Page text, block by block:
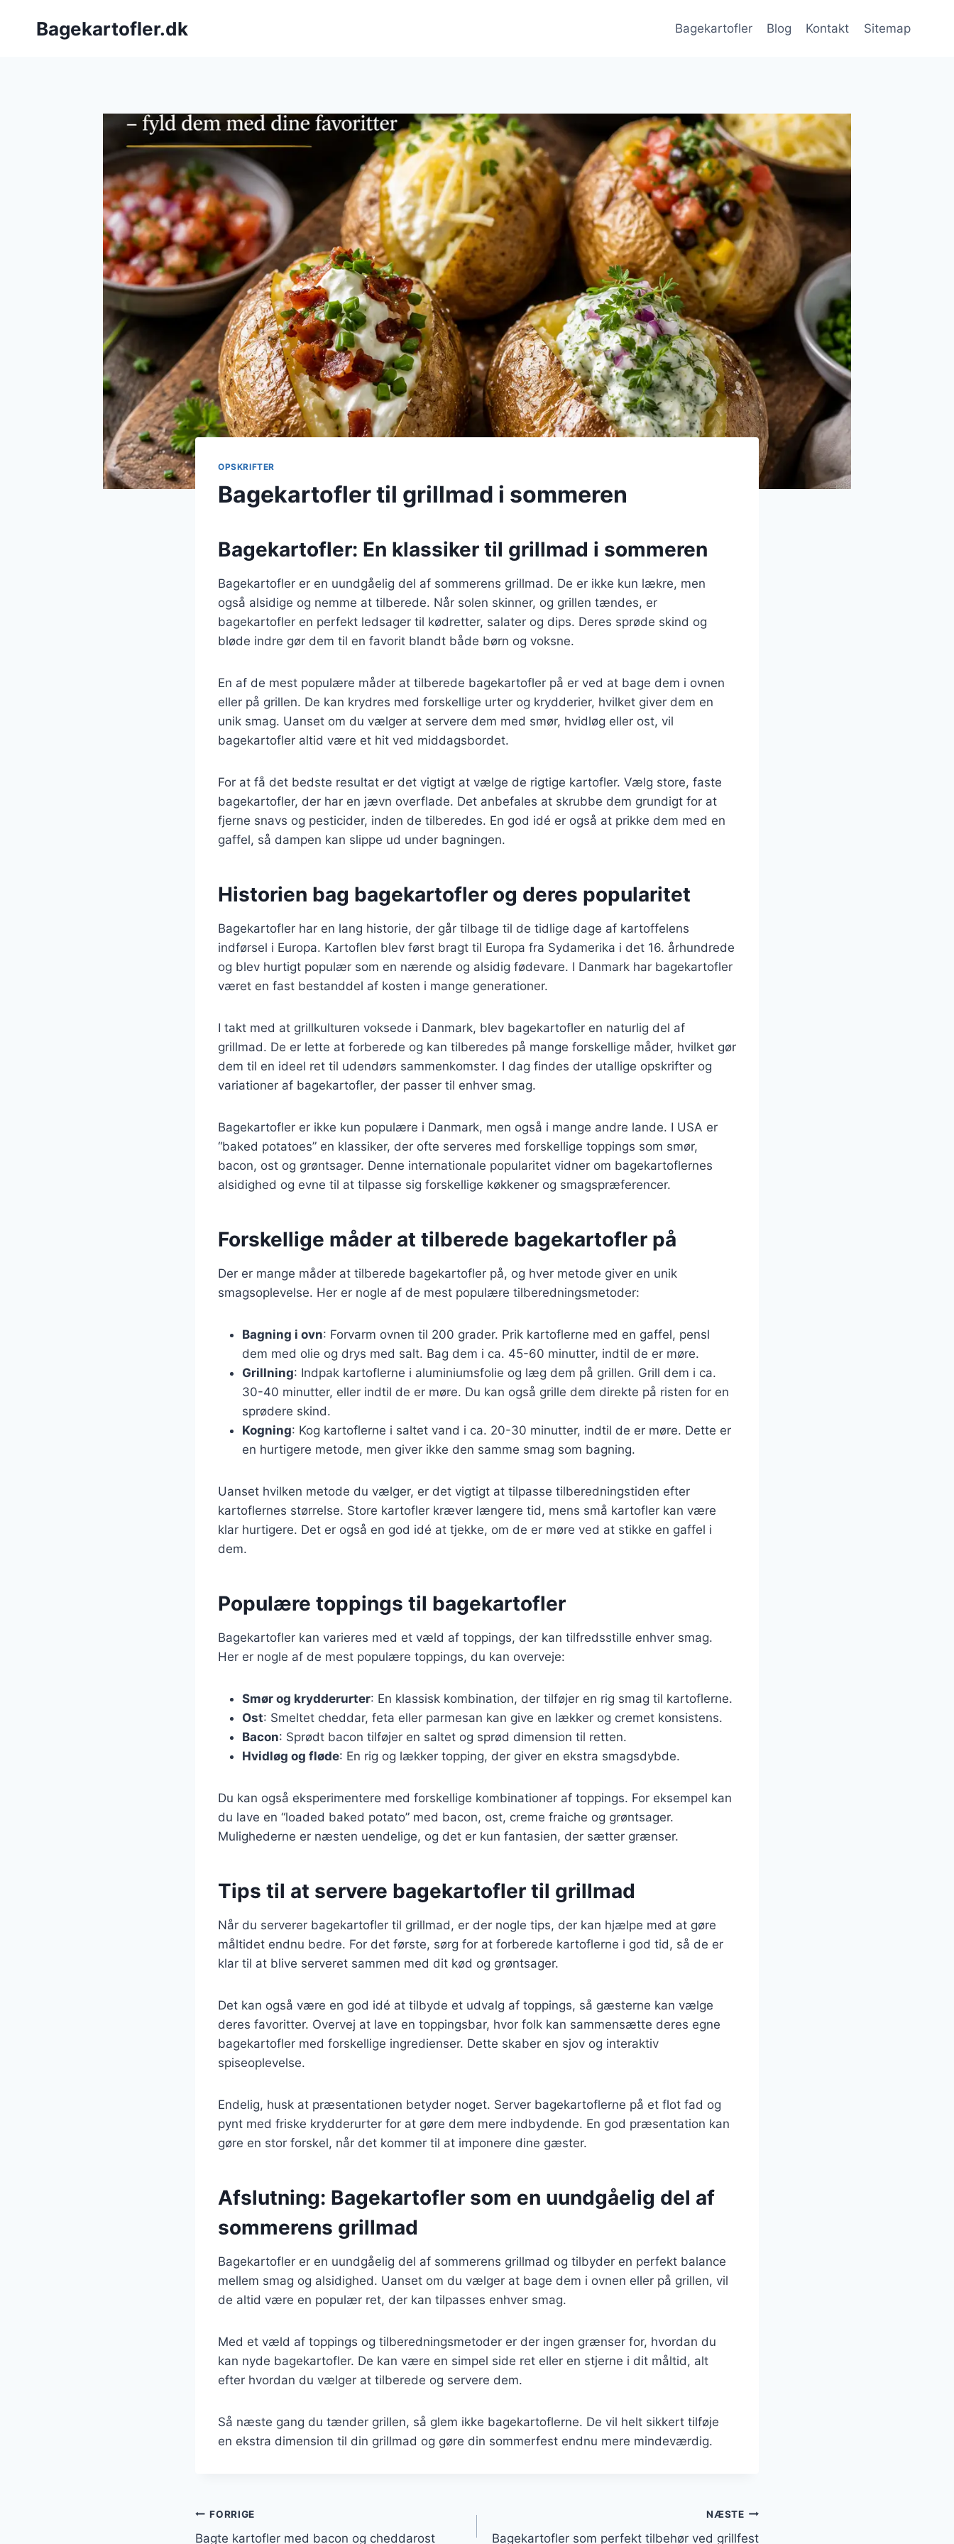
Bagekartofler.dk Bagekartofler Blog Kontakt Sitemap
OPSKRIFTER
Bagekartofler til grillmad i sommeren
Bagekartofler: En klassiker til grillmad i sommeren
Bagekartofler er en uundgåelig del af sommerens grillmad. De er ikke kun lækre, men
også alsidige og nemme at tilberede. Når solen skinner, og grillen tændes, er
bagekartofler en perfekt ledsager til kødretter, salater og dips. Deres sprøde skind og
bløde indre gør dem til en favorit blandt både børn og voksne.
En af de mest populære måder at tilberede bagekartofler på er ved at bage dem i ovnen
eller på grillen. De kan krydres med forskellige urter og krydderier, hvilket giver dem en
unik smag. Uanset om du vælger at servere dem med smør, hvidløg eller ost, vil
bagekartofler altid være et hit ved middagsbordet.
For at få det bedste resultat er det vigtigt at vælge de rigtige kartofler. Vælg store, faste
bagekartofler, der har en jævn overflade. Det anbefales at skrubbe dem grundigt for at
fjerne snavs og pesticider, inden de tilberedes. En god idé er også at prikke dem med en
gaffel, så dampen kan slippe ud under bagningen.
Historien bag bagekartofler og deres popularitet
Bagekartofler har en lang historie, der går tilbage til de tidlige dage af kartoffelens
indførsel i Europa. Kartoflen blev først bragt til Europa fra Sydamerika i det 16. århundrede
og blev hurtigt populær som en nærende og alsidig fødevare. I Danmark har bagekartofler
været en fast bestanddel af kosten i mange generationer.
I takt med at grillkulturen voksede i Danmark, blev bagekartofler en naturlig del af
grillmad. De er lette at forberede og kan tilberedes på mange forskellige måder, hvilket gør
dem til en ideel ret til udendørs sammenkomster. I dag findes der utallige opskrifter og
variationer af bagekartofler, der passer til enhver smag.
Bagekartofler er ikke kun populære i Danmark, men også i mange andre lande. I USA er
“baked potatoes” en klassiker, der ofte serveres med forskellige toppings som smør,
bacon, ost og grøntsager. Denne internationale popularitet vidner om bagekartoflernes
alsidighed og evne til at tilpasse sig forskellige køkkener og smagspræferencer.
Forskellige måder at tilberede bagekartofler på
Der er mange måder at tilberede bagekartofler på, og hver metode giver en unik
smagsoplevelse. Her er nogle af de mest populære tilberedningsmetoder:
Bagning i ovn: Forvarm ovnen til 200 grader. Prik kartoflerne med en gaffel, pensl
dem med olie og drys med salt. Bag dem i ca. 45-60 minutter, indtil de er møre.
Grillning: Indpak kartoflerne i aluminiumsfolie og læg dem på grillen. Grill dem i ca.
30-40 minutter, eller indtil de er møre. Du kan også grille dem direkte på risten for en
sprødere skind.
Kogning: Kog kartoflerne i saltet vand i ca. 20-30 minutter, indtil de er møre. Dette er
en hurtigere metode, men giver ikke den samme smag som bagning.
Uanset hvilken metode du vælger, er det vigtigt at tilpasse tilberedningstiden efter
kartoflernes størrelse. Store kartofler kræver længere tid, mens små kartofler kan være
klar hurtigere. Det er også en god idé at tjekke, om de er møre ved at stikke en gaffel i
dem.
Populære toppings til bagekartofler
Bagekartofler kan varieres med et væld af toppings, der kan tilfredsstille enhver smag.
Her er nogle af de mest populære toppings, du kan overveje:
Smør og krydderurter: En klassisk kombination, der tilføjer en rig smag til kartoflerne.
Ost: Smeltet cheddar, feta eller parmesan kan give en lækker og cremet konsistens.
Bacon: Sprødt bacon tilføjer en saltet og sprød dimension til retten.
Hvidløg og fløde: En rig og lækker topping, der giver en ekstra smagsdybde.
Du kan også eksperimentere med forskellige kombinationer af toppings. For eksempel kan
du lave en “loaded baked potato” med bacon, ost, creme fraiche og grøntsager.
Mulighederne er næsten uendelige, og det er kun fantasien, der sætter grænser.
Tips til at servere bagekartofler til grillmad
Når du serverer bagekartofler til grillmad, er der nogle tips, der kan hjælpe med at gøre
måltidet endnu bedre. For det første, sørg for at forberede kartoflerne i god tid, så de er
klar til at blive serveret sammen med dit kød og grøntsager.
Det kan også være en god idé at tilbyde et udvalg af toppings, så gæsterne kan vælge
deres favoritter. Overvej at lave en toppingsbar, hvor folk kan sammensætte deres egne
bagekartofler med forskellige ingredienser. Dette skaber en sjov og interaktiv
spiseoplevelse.
Endelig, husk at præsentationen betyder noget. Server bagekartoflerne på et flot fad og
pynt med friske krydderurter for at gøre dem mere indbydende. En god præsentation kan
gøre en stor forskel, når det kommer til at imponere dine gæster.
Afslutning: Bagekartofler som en uundgåelig del af
sommerens grillmad
Bagekartofler er en uundgåelig del af sommerens grillmad og tilbyder en perfekt balance
mellem smag og alsidighed. Uanset om du vælger at bage dem i ovnen eller på grillen, vil
de altid være en populær ret, der kan tilpasses enhver smag.
Med et væld af toppings og tilberedningsmetoder er der ingen grænser for, hvordan du
kan nyde bagekartofler. De kan være en simpel side ret eller en stjerne i dit måltid, alt
efter hvordan du vælger at tilberede og servere dem.
Så næste gang du tænder grillen, så glem ikke bagekartoflerne. De vil helt sikkert tilføje
en ekstra dimension til din grillmad og gøre din sommerfest endnu mere mindeværdig.
Indlægsnavigation
FORRIGE
Bagte kartofler med bacon og cheddarost
NÆSTE
Bagekartofler som perfekt tilbehør ved grillfest